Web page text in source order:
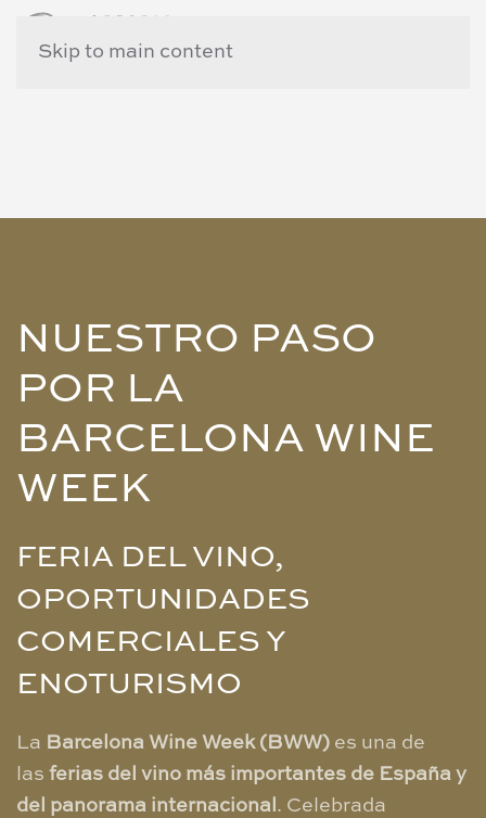
Skip to main content
NUESTRO PASO
POR LA
BARCELONA WINE
WEEK
FERIA DEL VINO,
OPORTUNIDADES
COMERCIALES Y
ENOTURISMO
La Barcelona Wine Week (BWW) es una de
las ferias del vino más importantes de España y
del panorama internacional . Celebrada